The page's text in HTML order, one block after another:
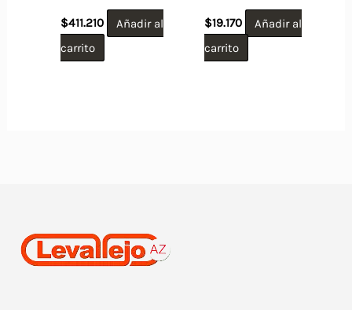
$411.210
Añadir al
carrito
$19.170
Añadir al
carrito